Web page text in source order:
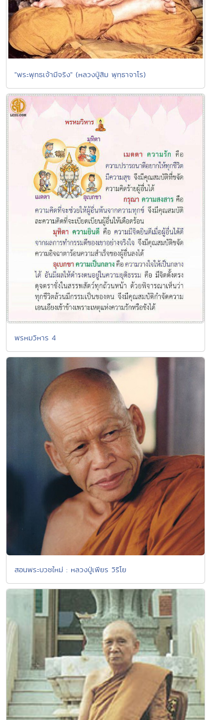
"พระพุทธเจ้ามีจริง" (หลวงปู่สิม พุทฺธาจาโร)
พรหมวิหาร 4
สอนพระบวชใหม่ : หลวงปู่เพียร วิริโย